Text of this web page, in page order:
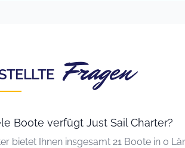
Fragen
Boote verfügt Just Sail Charter?
bietet Ihnen insgesamt 21 Boote in 0